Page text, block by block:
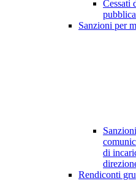
Cessati
Sanzioni per
di
Rendiconti